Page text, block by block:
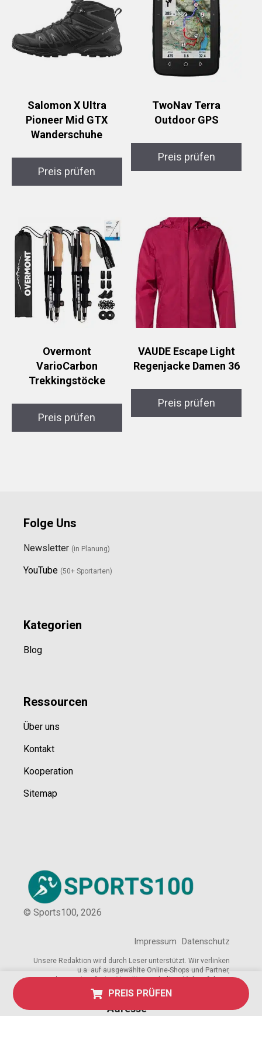
Salomon X Ultra
Pioneer Mid GTX
Wanderschuhe
Preis prüfen
TwoNav Terra
Outdoor GPS
Preis prüfen
Overmont
VarioCarbon
Trekkingstöcke
Preis prüfen
VAUDE Escape Light
Regenjacke Damen 36
Preis prüfen
PREIS PRÜFEN
Folge Uns
Newsletter (in Planung)
YouTube (50+ Sportarten)
Kategorien
Blog
Ressourcen
Über uns
Kontakt
Kooperation
Sitemap
© Sports100, 2026
Impressum Datenschutz
Unsere Redaktion wird durch Leser unterstützt. Wir verlinken
u.a. auf ausgewählte Online-Shops und Partner,
von denen wir ggf. eine Vergütung erhalten.Mehr erfahren.
Adresse